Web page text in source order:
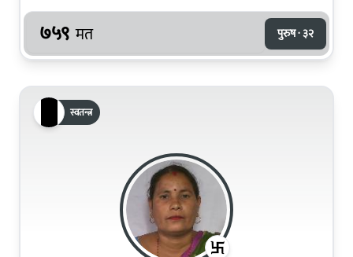
७५९ मत पुरुष · ३२
स्वतन्त्र